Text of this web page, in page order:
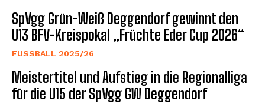
SpVgg Grün-Weiß Deggendorf gewinnt den
U13 BFV-Kreispokal „Früchte Eder Cup 2026“
FUSSBALL 2025/26
Meistertitel und Aufstieg in die Regionalliga
für die U15 der SpVgg GW Deggendorf